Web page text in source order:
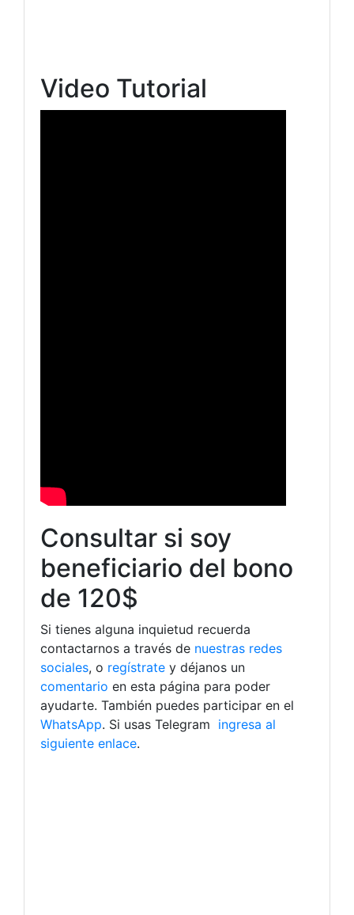
Video Tutorial
Consultar si soy
beneficiario del bono
de 120$
Si tienes alguna inquietud recuerda
contactarnos a través de nuestras redes
sociales, o regístrate y déjanos un
comentario en esta página para poder
ayudarte. También puedes participar en el
WhatsApp. Si usas Telegram ingresa al
siguiente enlace.